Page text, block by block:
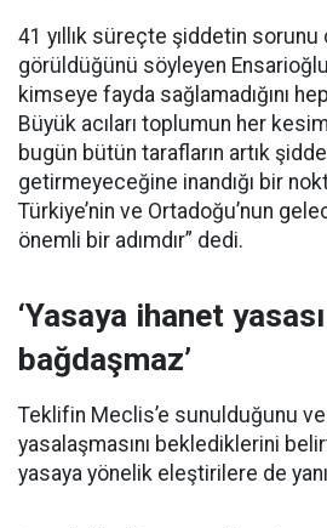
41 yıllık süreçte şiddetin
görüldüğünü söyleyen Ensarioğlu,
kimseye fayda sağlamadığını
Büyük acıları toplumun her
bugün bütün tarafların artık
getirmeyeceğine inandığı bir
Türkiye’nin ve Ortadoğu’nun
önemli bir adımdır” dedi.
‘Yasaya ihanet
bağdaşmaz’
Teklifin Meclis’e sunulduğunu
yasalaşmasını beklediklerini
yasaya yönelik eleştirilere de